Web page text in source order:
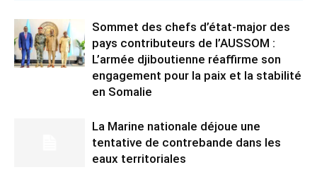
Sommet des chefs d’état-major des
pays contributeurs de l’AUSSOM :
L’armée djiboutienne réaffirme son
engagement pour la paix et la stabilité
en Somalie
La Marine nationale déjoue une
tentative de contrebande dans les
eaux territoriales